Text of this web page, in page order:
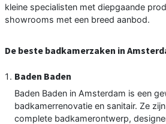
kleine specialisten met diepgaande
showrooms met een breed aanbod.
De beste badkamerzaken in
Baden Baden
Baden Baden in Amsterdam is een
badkamerrenovatie en sanitair. Ze
complete badkamerontwerp,